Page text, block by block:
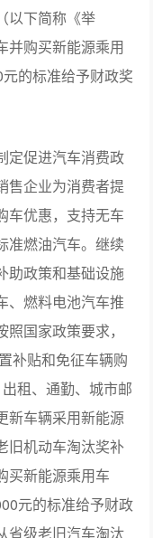
以下简称《举
并购买新能源乘用
的标准给予财政奖
定促进汽车消费政
售企业为消费者提
车优惠，支持无车
准燃油汽车。继续
助政策和基础设施
、燃料电池汽车推
国家政策要求，
补贴和免征车辆购
租、通勤、城市邮
新车辆采用新能源
旧机动车淘汰奖补
买新能源乘用车
元的标准给予财政
省级老旧汽车淘汰